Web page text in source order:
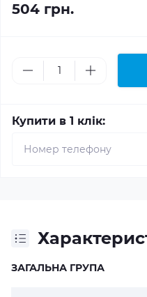
504 грн.
Купити в 1 клік:
ЗАГАЛЬНА ГРУПА